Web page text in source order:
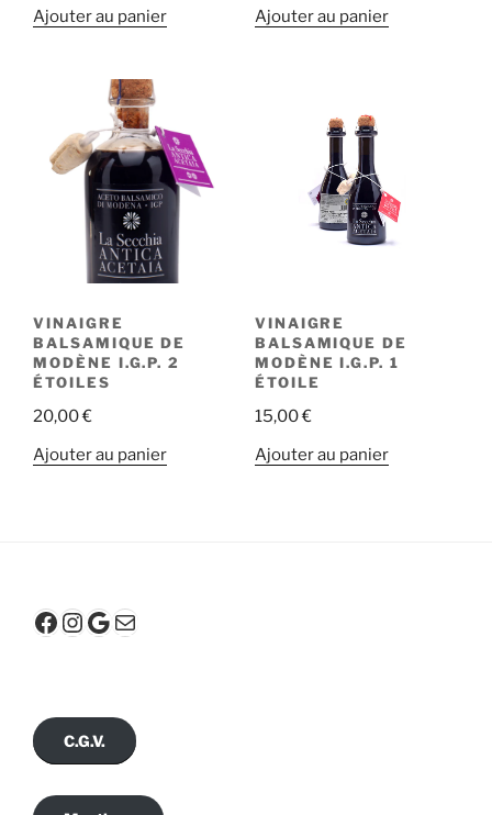
Ajouter au panier
Ajouter au panier
VINAIGRE
BALSAMIQUE DE
MODÈNE I.G.P. 2
ÉTOILES
20,00€
Ajouter au panier
VINAIGRE
BALSAMIQUE DE
MODÈNE I.G.P. 1
ÉTOILE
15,00€
Ajouter au panier
Facebook
Instagram
Google
E-mail
C.G.V.